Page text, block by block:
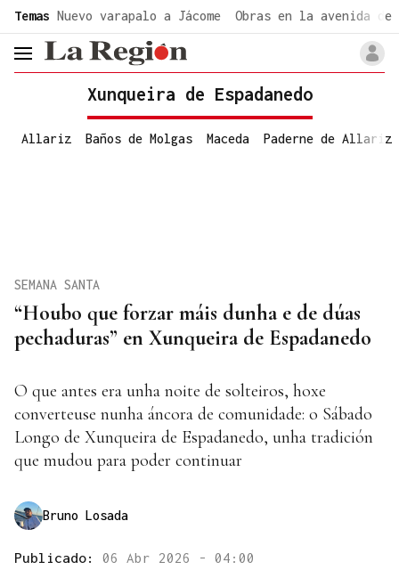
Temas Nuevo varapalo a Jácome Obras en la avenida de
header.menu.open
Xunqueira de Espadanedo
Allariz Baños de Molgas Maceda Paderne de Allariz
“Houbo que forzar máis dunha e de dúas
pechaduras” en Xunqueira de Espadanedo
SEMANA SANTA
O que antes era unha noite de solteiros, hoxe
converteuse nunha áncora de comunidade: o Sábado
Longo de Xunqueira de Espadanedo, unha tradición
que mudou para poder continuar
Bruno Losada
Publicado: 06 Abr 2026 - 04:00